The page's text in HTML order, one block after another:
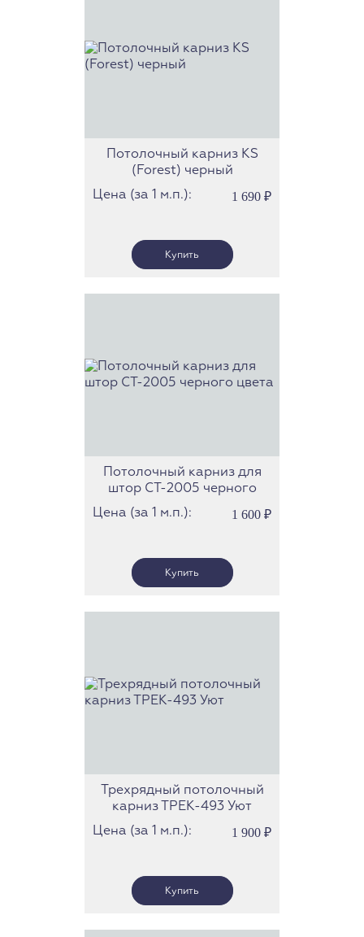
Потолочный карниз KS
(Forest) черный
Цена (за 1 м.п.):
1 690 ₽
Потолочный карниз для
штор СТ-2005 черного
цвета
Цена (за 1 м.п.): 1 600 ₽
Трехрядный потолочный
карниз ТРЕК-493 Уют
Цена (за 1 м.п.):
1 900 ₽